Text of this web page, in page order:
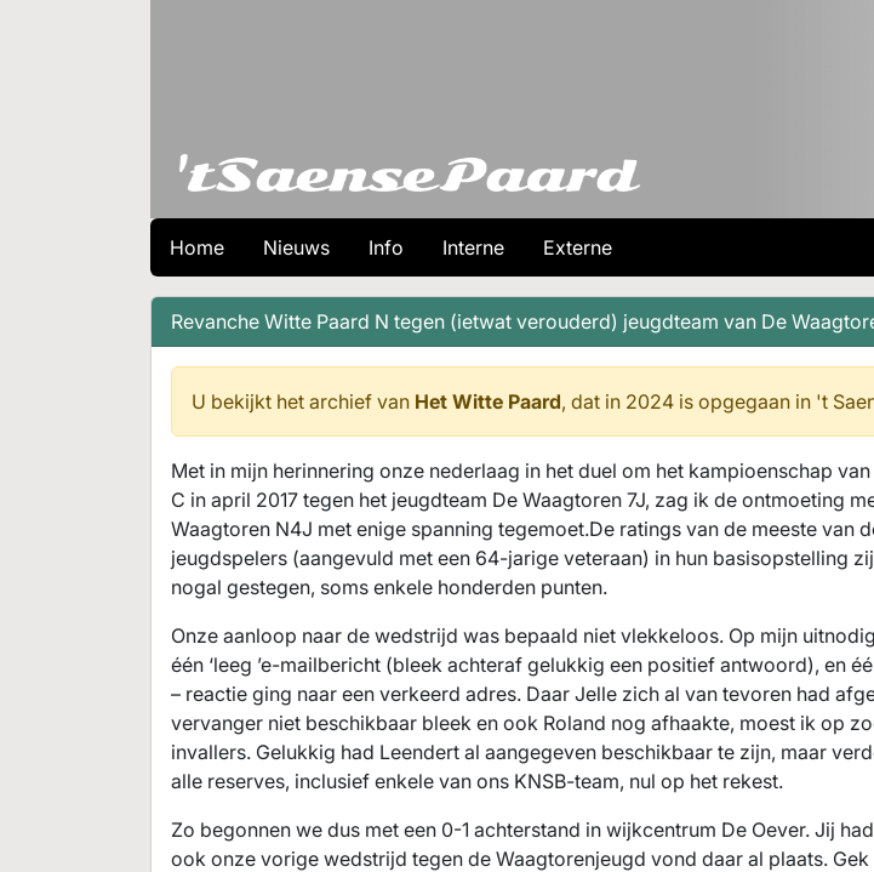
Home Nieuws Info Interne Externe
Revanche Witte Paard N tegen (ietwat verouderd) jeugdteam van De
U bekijkt het archief van Het Witte Paard, dat in 2024 is opgegaan in 't
Met in mijn herinnering onze nederlaag in het duel om het kampioenschap
C in april 2017 tegen het jeugdteam De Waagtoren 7J, zag ik de ontmoeting
Waagtoren N4J met enige spanning tegemoet.De ratings van de meeste van
jeugdspelers (aangevuld met een 64-jarige veteraan) in hun basisopstelling
nogal gestegen, soms enkele honderden punten.
Onze aanloop naar de wedstrijd was bepaald niet vlekkeloos. Op mijn
één ‘leeg ’e-mailbericht (bleek achteraf gelukkig een positief antwoord), en
– reactie ging naar een verkeerd adres. Daar Jelle zich al van tevoren had
vervanger niet beschikbaar bleek en ook Roland nog afhaakte, moest ik op
invallers. Gelukkig had Leendert al aangegeven beschikbaar te zijn, maar
alle reserves, inclusief enkele van ons KNSB-team, nul op het rekest.
Zo begonnen we dus met een 0-1 achterstand in wijkcentrum De Oever. Jij
ook onze vorige wedstrijd tegen de Waagtorenjeugd vond daar al plaats.